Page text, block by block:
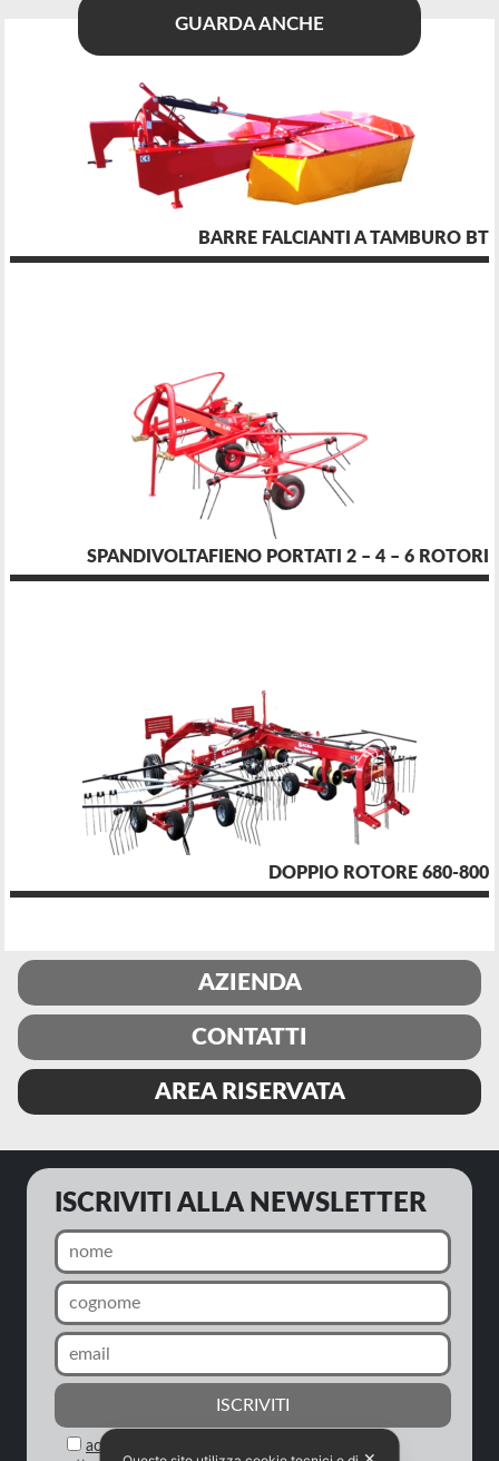
GUARDA ANCHE
BARRE FALCIANTI A TAMBURO BT
SPANDIVOLTAFIENO PORTATI 2 – 4 – 6 ROTORI
DOPPIO ROTORE 680-800
AZIENDA
CONTATTI
AREA RISERVATA
ISCRIVITI ALLA NEWSLETTER
acconsento al trattamento dei miei dati in